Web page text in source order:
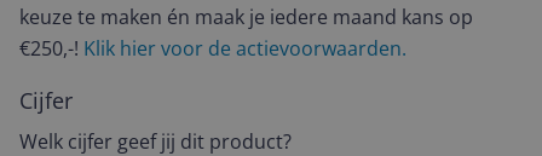
keuze te maken én maak je iedere maand kans op
€250,-! Klik hier voor de actievoorwaarden.
Cijfer
Welk cijfer geef jij dit product?